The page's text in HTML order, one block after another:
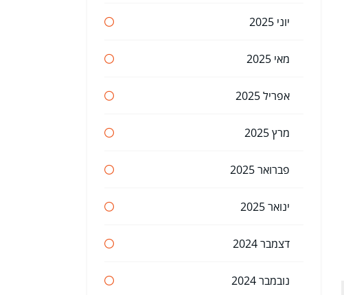
יוני 2025
מאי 2025
אפריל 2025
מרץ 2025
פברואר 2025
ינואר 2025
דצמבר 2024
נובמבר 2024